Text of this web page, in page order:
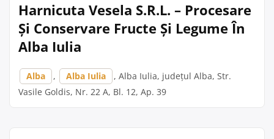
Harnicuta Vesela S.R.L. – Procesare
Și Conservare Fructe Și Legume În
Alba Iulia
Alba , Alba Iulia
, Alba Iulia, județul Alba, Str.
Vasile Goldis, Nr. 22 A, Bl. 12, Ap. 39